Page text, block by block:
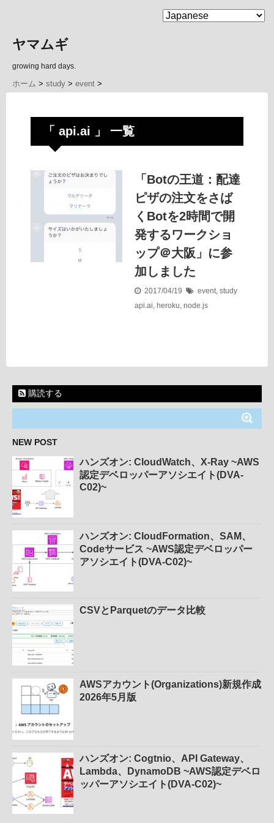
MENU
ヤマムギ
growing hard days.
ホーム > study > event >
「 api.ai 」 一覧
「Botの王道：配達
ピザの注文をさば
くBotを2時間で開
発するワークショ
ップ＠大阪」に参
加しました
2017/04/19 event, study
api.ai, heroku, node.js
購読する
NEW POST
ハンズオン: CloudWatch、X-Ray ~AWS
認定デベロッパーアソシエイト(DVA-
C02)~
ハンズオン: CloudFormation、SAM、
Codeサービス ~AWS認定デベロッパー
アソシエイト(DVA-C02)~
CSVとParquetのデータ比較
AWSアカウント(Organizations)新規作成
2026年5月版
ハンズオン: Cogtnio、API Gateway、
Lambda、DynamoDB ~AWS認定デベロ
ッパーアソシエイト(DVA-C02)~